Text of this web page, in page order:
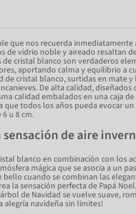
que nos recuerda inmediatamente
de vidrio noble y aireado resaltan
cristal blanco son verdaderos
aportando calma y equilibrio a
de cristal blanco, surtidas en mate
De alta calidad,
calidad embalados en una caja
todos los años pueda evocar un
u 8 cm.
de aire
blanco en combinación con los
mágica que se asocia a un
cuando se combinan las
la sensación perfecta de Papá
de Navidad se vuelve suave,
alegría navideña sin límites!